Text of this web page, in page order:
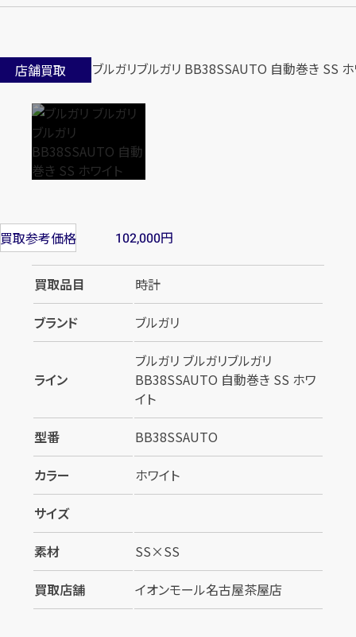
店舗買取
買取参考価格 102,000円
買取品目
時計
ブランド
ブルガリ
ライン
ブルガリ ブルガリブルガリ
BB38SSAUTO 自動巻き SS ホワ
イト
型番
BB38SSAUTO
カラー
ホワイト
サイズ
素材
SS×SS
買取店舗
イオンモール名古屋茶屋店